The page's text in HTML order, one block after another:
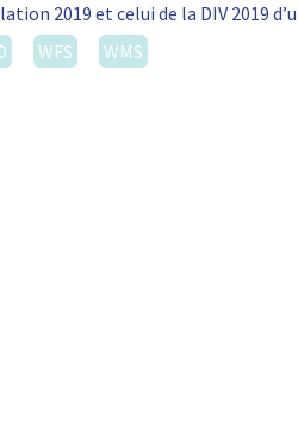
2019 et celui de la DIV 2019
WFS WMS